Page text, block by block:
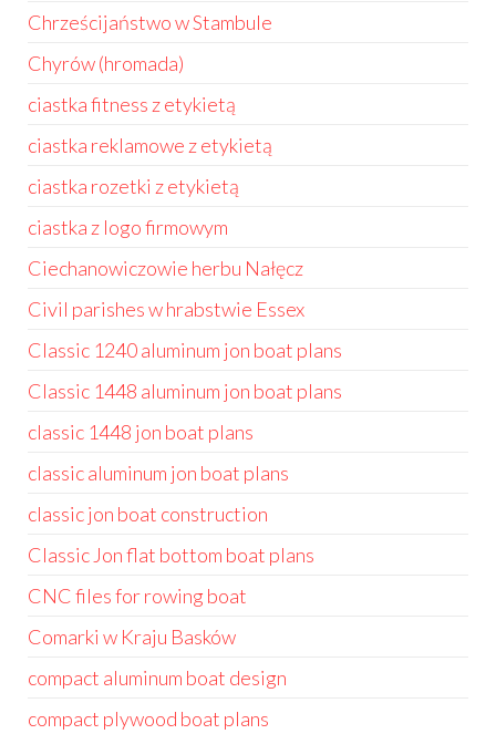
Chrześcijaństwo w Stambule
Chyrów (hromada)
ciastka fitness z etykietą
ciastka reklamowe z etykietą
ciastka rozetki z etykietą
ciastka z logo firmowym
Ciechanowiczowie herbu Nałęcz
Civil parishes w hrabstwie Essex
Classic 1240 aluminum jon boat plans
Classic 1448 aluminum jon boat plans
classic 1448 jon boat plans
classic aluminum jon boat plans
classic jon boat construction
Classic Jon flat bottom boat plans
CNC files for rowing boat
Comarki w Kraju Basków
compact aluminum boat design
compact plywood boat plans